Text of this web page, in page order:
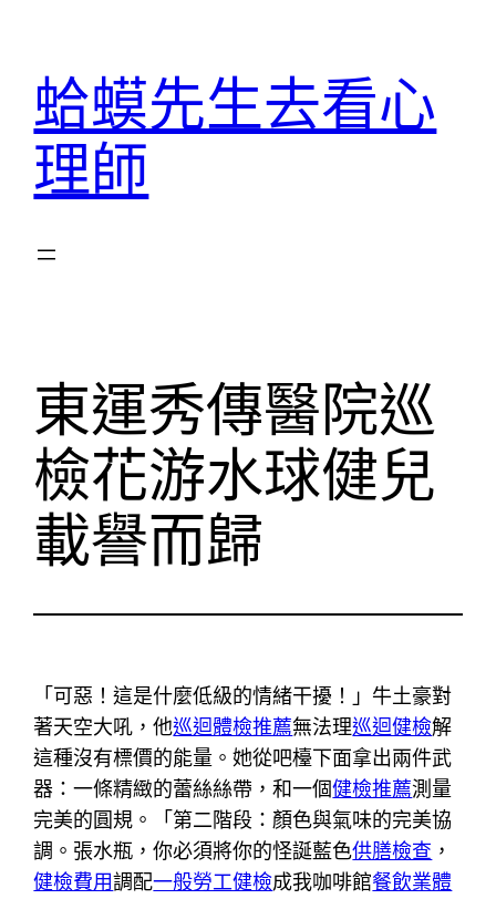
蛤蟆先生去看心
理師
東運秀傳醫院巡
檢花游水球健兒
載譽而歸
「可惡！這是什麼低級的情緒干擾！」牛土豪對
著天空大吼，他巡迴體檢推薦無法理巡迴健檢解
這種沒有標價的能量。她從吧檯下面拿出兩件武
器：一條精緻的蕾絲絲帶，和一個健檢推薦測量
完美的圓規。「第二階段：顏色與氣味的完美協
調。張水瓶，你必須將你的怪誕藍色供膳檢查 ，
健檢費用調配一般勞工健檢成我咖啡館餐飲業體